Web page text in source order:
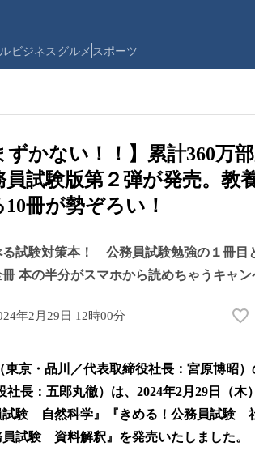
ビジネス グルメ スポーツ
ずかない！！】累計360万
試験版第２弾が発売。教
冊が勢ぞろい！
る試験対策本！ 公務員試験勉強の１冊目
本の半分がスマホから読めちゃうキャン
年2月29日 12時00分
い
！
数
を
読
み
京・品川／代表取締役社長：宮原博昭
長：五郎丸徹）は、2024年2月29日（木
験 自然科学』『きめる！公務員試験
試験 資料解釈』を発売いたしました。